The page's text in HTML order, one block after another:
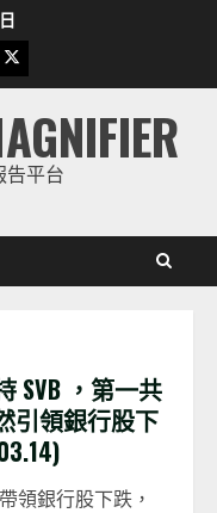
Twitter
告平台
SVB ，第一共
引領銀行股下
領銀行股下跌，